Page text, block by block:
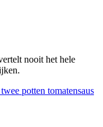
nooit het hele